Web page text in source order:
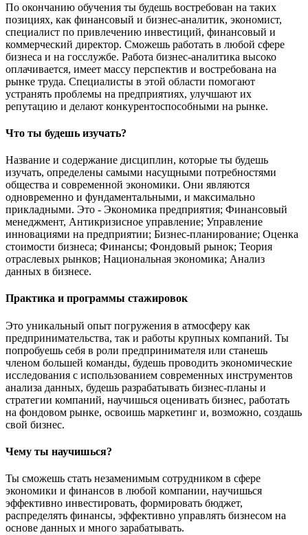
По окончанию обучения ты будешь востребован на таких
позициях, как финансовый и бизнес-аналитик, экономист,
специалист по привлечению инвестиций, финансовый и
коммерческий директор. Сможешь работать в любой сфере
бизнеса и на госслужбе. Работа бизнес-аналитика высоко
оплачивается, имеет массу перспектив и востребована на
рынке труда. Специалисты в этой области помогают
устранять проблемы на предприятиях, улучшают их
репутацию и делают конкурентоспособными на рынке.
Что ты будешь изучать?
Название и содержание дисциплин, которые ты будешь
изучать, определены самыми насущными потребностями
общества и современной экономики. Они являются
одновременно и фундаментальными, и максимально
прикладными. Это - Экономика предприятия; Финансовый
менеджмент, Антикризисное управление; Управление
инновациями на предприятии; Бизнес-планирование; Оценка
стоимости бизнеса; Финансы; Фондовый рынок; Теория
отраслевых рынков; Национальная экономика; Анализ
данных в бизнесе.
Практика и программы стажировок
Это уникальный опыт погружения в атмосферу как
предпринимательства, так и работы крупных компаний. Ты
попробуешь себя в роли предпринимателя или станешь
членом большей команды, будешь проводить экономические
исследования с использованием современных инструментов
анализа данных, будешь разрабатывать бизнес-планы и
стратегии компаний, научишься оценивать бизнес, работать
на фондовом рынке, освоишь маркетинг и, возможно, создашь
свой бизнес.
Чему ты научишься?
Ты сможешь стать незаменимым сотрудником в сфере
экономики и финансов в любой компании, научишься
эффективно инвестировать, формировать бюджет,
распределять финансы, эффективно управлять бизнесом на
основе данных и много зарабатывать.